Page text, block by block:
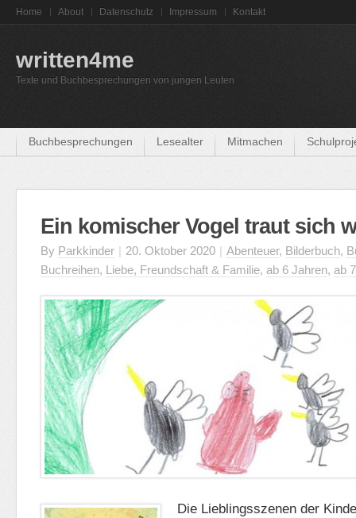
Home About Datenschutz Impressum Kontakt
written4me
Texte und Buchbesprechungen von jungen Leuten
Buchbesprechungen Lesealter Mitmachen
Ein komischer Vogel traut sich
By Parkkinder | 20. Oktober 2020 | Abenteuer, Bilderbuch,
Buchreihen, Liebe, Freundschaft & Familie, ab 6 Jahren, ab
Die Lieblingsszenen der